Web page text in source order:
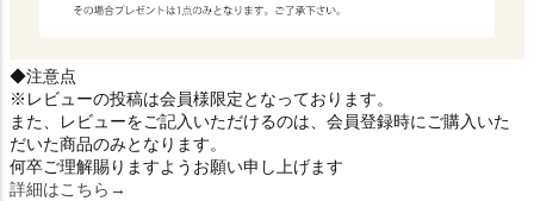
◆注意点
※レビューの投稿は会員様限定となっております。
また、レビューをご記入いただけるのは、会員登録時にご購入いた
だいた商品のみとなります。
何卒ご理解賜りますようお願い申し上げます
詳細はこちら→